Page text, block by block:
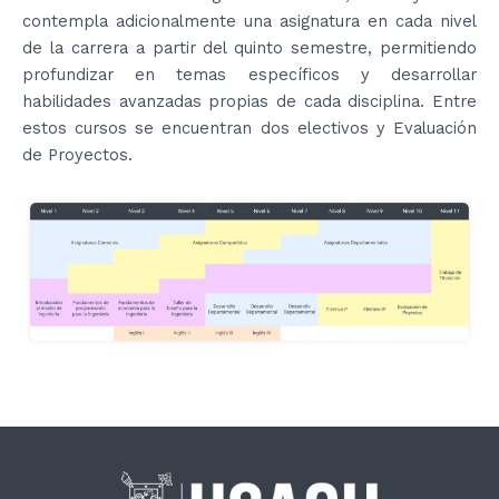
contempla adicionalmente una asignatura en cada nivel
de la carrera a partir del quinto semestre, permitiendo
profundizar en temas específicos y desarrollar
habilidades avanzadas propias de cada disciplina. Entre
estos cursos se encuentran dos electivos y Evaluación
de Proyectos.